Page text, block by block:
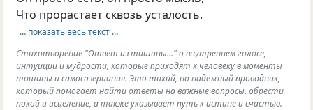
Что прорастает сквозь усталость.
… показать весь текст …
Стихотворение "Ответ из тишины..." о внутреннем голосе,
интуиции и мудрости, которые приходят к человеку в моменты
тишины и самосозерцания. Это тихий, но надежный проводник,
который помогает найти ответы на важные вопросы, обрести
покой и исцеление, а также указывает путь к истине и счастью.